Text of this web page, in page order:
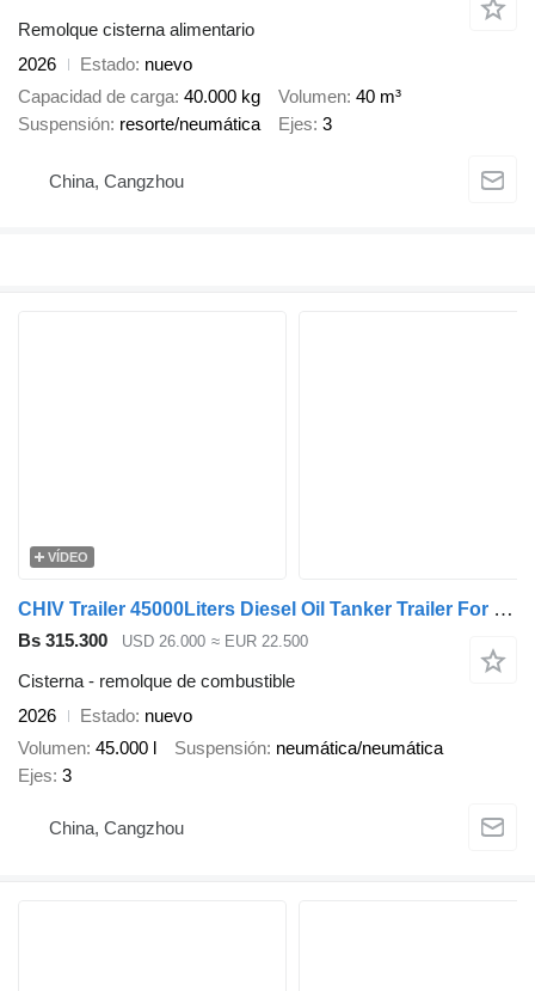
Remolque cisterna alimentario
2026
Estado nuevo
Capacidad de carga 40.000 kg Volumen 40 m³
Suspensión resorte/neumática Ejes 3
China, Cangzhou
VÍDEO
CHIV Trailer 45000Liters Diesel Oil Tanker Trailer For Sale in Tanzania
Bs 315.300 USD 26.000 ≈ EUR 22.500
Cisterna - remolque de combustible
2026
Estado nuevo
Volumen 45.000 l Suspensión neumática/neumática
Ejes 3
China, Cangzhou